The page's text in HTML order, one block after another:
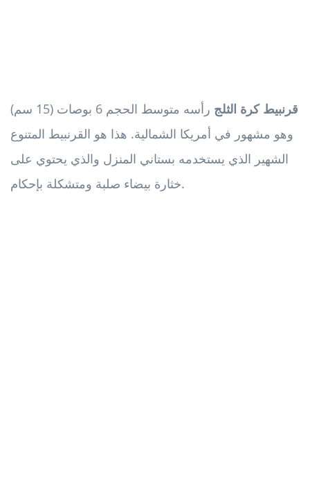
قرنبيط كرة الثلج
رأسه متوسط ​​الحجم 6 بوصات (15 سم)
وهو مشهور في أمريكا الشمالية. هذا هو القرنبيط المتنوع
الشهير الذي يستخدمه بستاني المنزل والذي يحتوي على
خثارة بيضاء صلبة ومتشكلة بإحكام.